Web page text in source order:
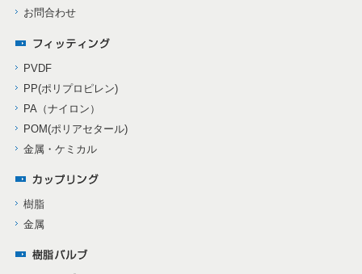
お問合わせ
PVDF
PP(ポリプロピレン)
PA（ナイロン）
POM(ポリアセタール)
金属・ケミカル
樹脂
金属